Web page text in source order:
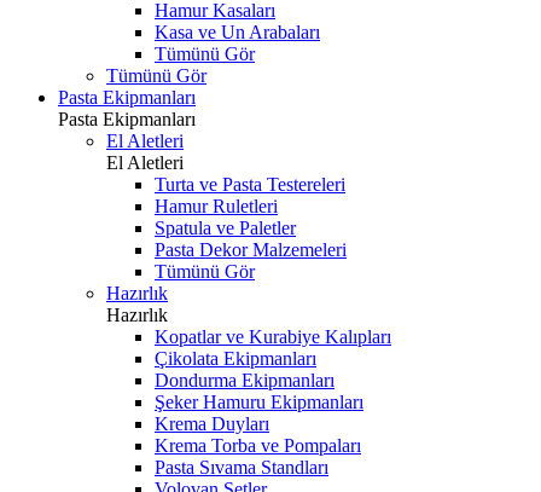
Hamur Kasaları
Kasa ve Un Arabaları
Tümünü Gör
Tümünü Gör
Pasta Ekipmanları
Pasta Ekipmanları
El Aletleri
El Aletleri
Turta ve Pasta Testereleri
Hamur Ruletleri
Spatula ve Paletler
Pasta Dekor Malzemeleri
Tümünü Gör
Hazırlık
Hazırlık
Kopatlar ve Kurabiye Kalıpları
Çikolata Ekipmanları
Dondurma Ekipmanları
Şeker Hamuru Ekipmanları
Krema Duyları
Krema Torba ve Pompaları
Pasta Sıvama Standları